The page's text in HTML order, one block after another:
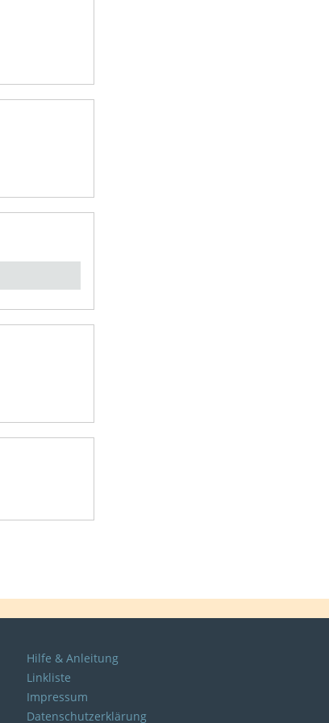
Hilfe & Anleitung
Linkliste
Impressum
Datenschutzerklärung